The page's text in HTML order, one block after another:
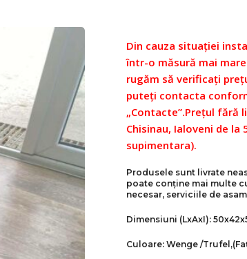
Din cauza situației
într-o măsură mai
rugăm să verificați
puteți contacta
„Contacte”.Prețul fără
Chisinau, Ialoveni de
supimentara).
Produsele sunt livrate
poate conține mai multe
necesar, serviciile de
Dimensiuni (LxAxI):
Culoare: Wenge /Trufel,